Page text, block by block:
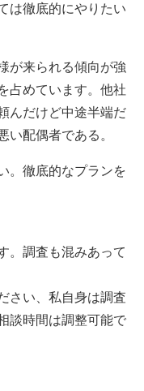
は徹底的にやりたい
が来られる傾向が強
占めています。他社
んだけど中途半端だ
い配偶者である。
。徹底的なプランを
。調査も混みあって
さい、私自身は調査
談時間は調整可能で